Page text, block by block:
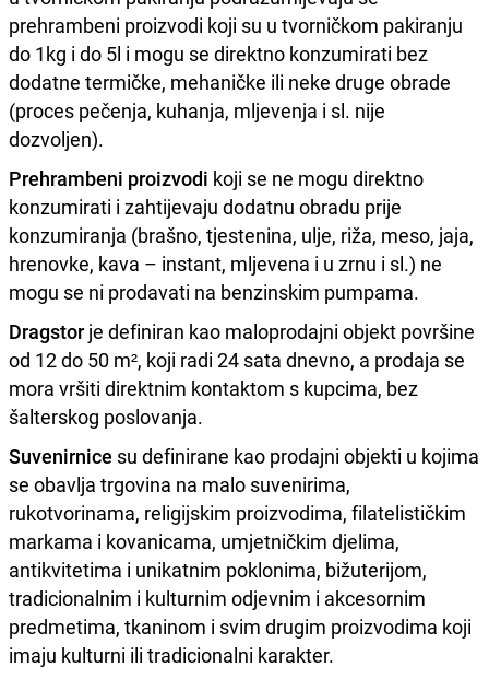
prehrambeni proizvodi koji su u tvorničkom pakiranju
do 1kg i do 5l i mogu se direktno konzumirati bez
dodatne termičke, mehaničke ili neke druge obrade
(proces pečenja, kuhanja, mljevenja i sl. nije
dozvoljen).
Prehrambeni proizvodi koji se ne mogu direktno
konzumirati i zahtijevaju dodatnu obradu prije
konzumiranja (brašno, tjestenina, ulje, riža, meso, jaja,
hrenovke, kava – instant, mljevena i u zrnu i sl.) ne
mogu se ni prodavati na benzinskim pumpama.
Dragstor je definiran kao maloprodajni objekt površine
od 12 do 50 m², koji radi 24 sata dnevno, a prodaja se
mora vršiti direktnim kontaktom s kupcima, bez
šalterskog poslovanja.
Suvenirnice su definirane kao prodajni objekti u kojima
se obavlja trgovina na malo suvenirima,
rukotvorinama, religijskim proizvodima, filatelističkim
markama i kovanicama, umjetničkim djelima,
antikvitetima i unikatnim poklonima, bižuterijom,
tradicionalnim i kulturnim odjevnim i akcesornim
predmetima, tkaninom i svim drugim proizvodima koji
imaju kulturni ili tradicionalni karakter.